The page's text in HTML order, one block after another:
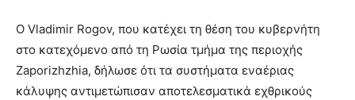
Ο Vladimir Rogov, που κατέχει τη θέση του κυβερνήτη
στο κατεχόμενο από τη Ρωσία τμήμα της περιοχής
Zaporizhzhia, δήλωσε ότι τα συστήματα εναέριας
κάλυψης αντιμετώπισαν αποτελεσματικά εχθρικούς